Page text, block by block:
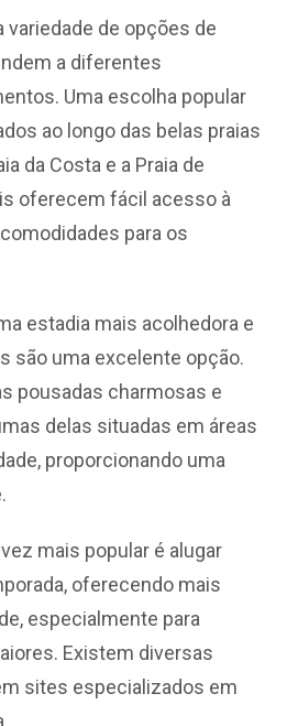
variedade de opções de
a diferentes
Uma escolha popular
ao longo das belas praias
da Costa e a Praia de
oferecem fácil acesso à
para os
estadia mais acolhedora e
são uma excelente opção.
pousadas charmosas e
delas situadas em áreas
proporcionando uma
mais popular é alugar
oferecendo mais
especialmente para
Existem diversas
sites especializados em